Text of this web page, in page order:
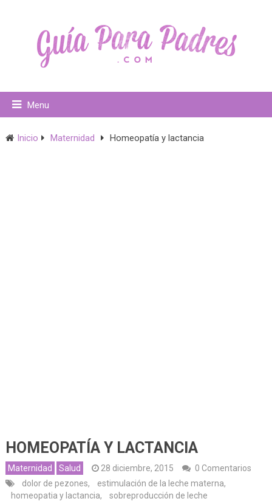
Menu
Inicio Maternidad Homeopatía y lactancia
HOMEOPATÍA Y LACTANCIA
Maternidad Salud 28 diciembre, 2015
0 Comentarios
dolor de pezones, estimulación de la leche materna,
homeopatia y lactancia, sobreproducción de leche